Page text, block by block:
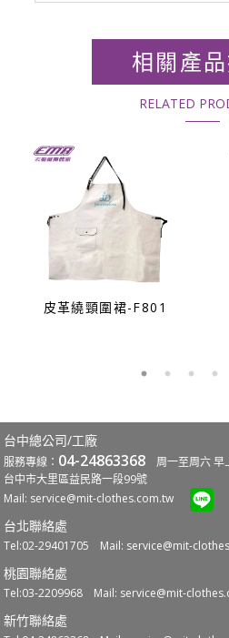
相關產
RELATED
皮革繞頸圍裙-F801
台中總公司/工廠
服務專線： 04-24863368 周一至周六 早
台中市大里區益民路一段99號
Mail: service@mit-clothes.com.tw
台北聯絡處
Tel:02-29401705 Mail: service@mit-
桃園聯絡處
Tel:03-2209968 Mail: service@mit-
新竹聯絡處